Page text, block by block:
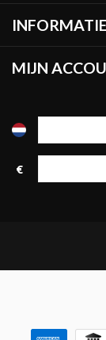
INFORMATIE
MIJN
€